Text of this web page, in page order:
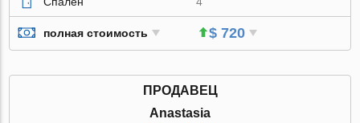
полная стоимость $ 720
ПРОДАВЕЦ
Anastasia